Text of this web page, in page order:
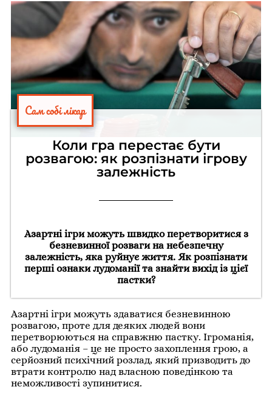
Сам собі лікар
Коли гра перестає бути
розвагою: як розпізнати ігрову
залежність
Азартні ігри можуть швидко перетворитися з
безневинної розваги на небезпечну
залежність, яка руйнує життя. Як розпізнати
перші ознаки лудоманії та знайти вихід із цієї
пастки?
Азартні ігри можуть здаватися безневинною
розвагою, проте для деяких людей вони
перетворюються на справжню пастку. Ігроманія,
або лудоманія – це не просто захоплення грою, а
серйозний психічний розлад, який призводить до
втрати контролю над власною поведінкою та
неможливості зупинитися.